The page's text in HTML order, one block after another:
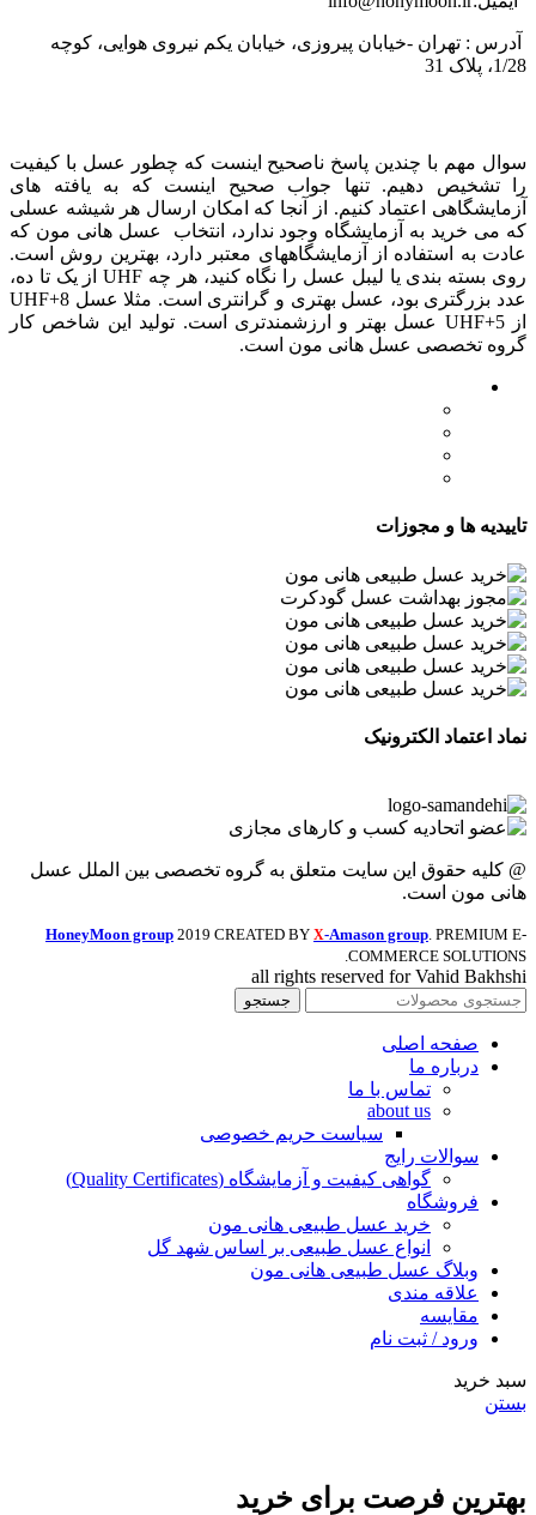
آدرس : تهران -خیابان پیروزی، خیابان یکم نیروی هوایی، کوچه
1/28، پلاک 31
سوال مهم با چندین پاسخ ناصحیح اینست که چطور عسل با کیفیت
را تشخیص دهیم. تنها جواب صحیح اینست که به یافته های
آزمایشگاهی اعتماد کنیم. از آنجا که امکان ارسال هر شیشه عسلی
که می خرید به آزمایشگاه وجود ندارد، انتخاب عسل هانی مون که
عادت به استفاده از آزمایشگاههای معتبر دارد، بهترین روش است.
روی بسته بندی یا لیبل عسل را نگاه کنید، هر چه UHF از یک تا ده،
عدد بزرگتری بود، عسل بهتری و گرانتری است. مثلا عسل UHF+8
از UHF+5 عسل بهتر و ارزشمندتری است. تولید این شاخص کار
گروه تخصصی عسل هانی مون است.
تاییدیه ها و مجوزات
نماد اعتماد الکترونیک
@ کلیه حقوق این سایت متعلق به گروه تخصصی بین الملل عسل
هانی مون است.
HoneyMoon group 2019 CREATED BY X-Amason group. PREMIUM E-
COMMERCE SOLUTIONS.
all rights reserved for Vahid Bakhshi
جستجو
صفحه اصلی
درباره ما
تماس با ما
about us
سیاست حریم خصوصی
سوالات رایج
گواهی کیفیت و آزمایشگاه (Quality Certificates)
فروشگاه
خرید عسل طبیعی هانی مون
انواع عسل طبیعی بر اساس شهد گل
وبلاگ عسل طبیعی هانی مون
علاقه مندی
مقایسه
ورود / ثبت نام
سبد خرید
بستن
بهترین فرصت برای خرید